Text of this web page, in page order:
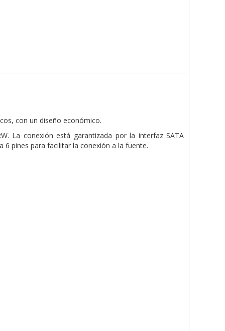
con un diseño económico.
La conexión está garantizada por la interfaz SATA
6 pines para facilitar la conexión a la fuente.